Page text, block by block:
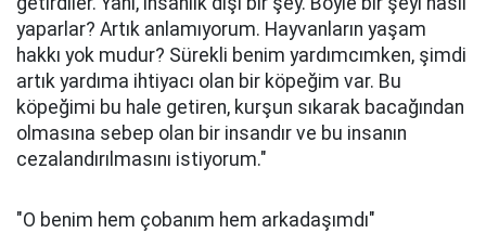
yaparlar? Artık anlamıyorum. Hayvanların yaşam
hakkı yok mudur? Sürekli benim yardımcımken, şimdi
artık yardıma ihtiyacı olan bir köpeğim var. Bu
köpeğimi bu hale getiren, kurşun sıkarak bacağından
olmasına sebep olan bir insandır ve bu insanın
cezalandırılmasını istiyorum."
"O benim hem çobanım hem arkadaşımdı"